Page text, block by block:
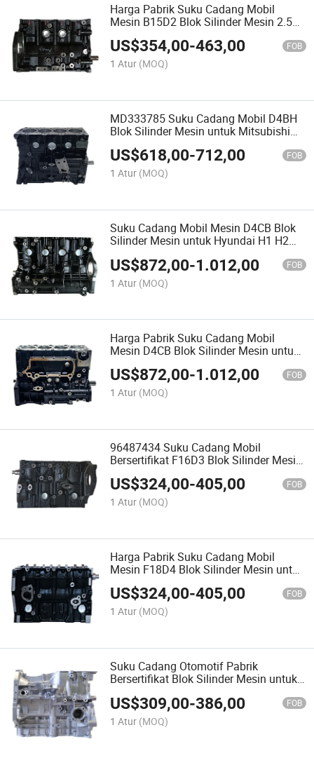
Harga Pabrik Suku Cadang Mobil
Mesin B15D2 Blok Silinder Mesin 2.5L
untuk Chevrolet Captiva Aveo Optra
Spark
US$354,00-463,00 FOB
1 Atur (MOQ)
MD333785 Suku Cadang Mobil D4BH
Blok Silinder Mesin untuk Mitsubishi
L200 Pickup L300 Hyundai H1 2.5
Mesin
US$618,00-712,00 FOB
1 Atur (MOQ)
Suku Cadang Mobil Mesin D4CB Blok
Silinder Mesin untuk Hyundai H1 H2
Euro 4 Euro 5
US$872,00-1.012,00 FOB
1 Atur (MOQ)
Harga Pabrik Suku Cadang Mobil
Mesin D4CB Blok Silinder Mesin untuk
Hyundai H1 H2 H100 Porter Grand
Starex Kia Sorento Euro 3
US$872,00-1.012,00 FOB
1 Atur (MOQ)
96487434 Suku Cadang Mobil
Bersertifikat F16D3 Blok Silinder Mesin
untuk Chevrolet Aveo T250 Cruze 1
Lacetti J200
US$324,00-405,00 FOB
1 Atur (MOQ)
Harga Pabrik Suku Cadang Mobil
Mesin F18D4 Blok Silinder Mesin untuk
Buick Opel Avrio Corsa Daewoo GT
Chevrolet Cruze Excelle
US$324,00-405,00 FOB
1 Atur (MOQ)
Suku Cadang Otomotif Pabrik
Bersertifikat Blok Silinder Mesin untuk
KIA Rio Ceed
US$309,00-386,00 FOB
1 Atur (MOQ)